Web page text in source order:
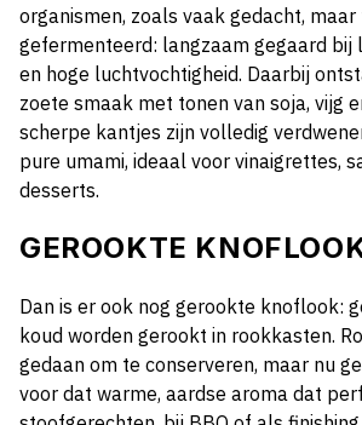
organismen, zoals vaak gedacht,
gefermenteerd: langzaam gegaard
en hoge luchtvochtigheid. Daarbij
zoete smaak met tonen van soja, vijg
scherpe kantjes zijn volledig
pure umami, ideaal voor vinaigrettes,
desserts.
GEROOKTE
Dan is er ook nog gerookte knoflook:
koud worden gerookt in rookkasten.
gedaan om te conserveren, maar nu
voor dat warme, aardse aroma dat